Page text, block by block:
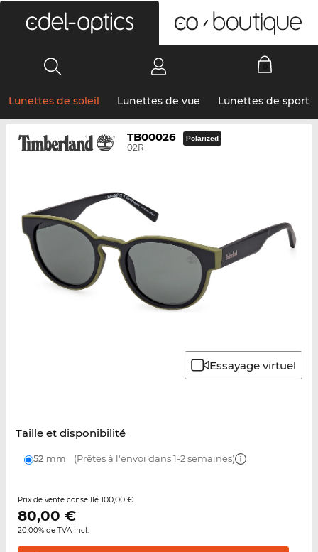
Lunettes de soleil Lunettes de vue Lunettes de sport
TB00026
02R
Polarized
Essayage virtuel
Taille et disponibilité
52 mm (Prêtes à l'envoi dans 1-2 semaines)
Prix de vente conseillé 100,00 €
80,00 €
20.00% de TVA incl.